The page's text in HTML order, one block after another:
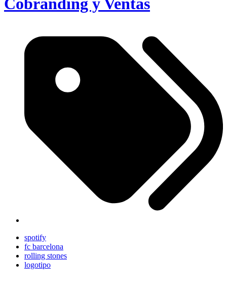
spotify
fc barcelona
rolling stones
logotipo